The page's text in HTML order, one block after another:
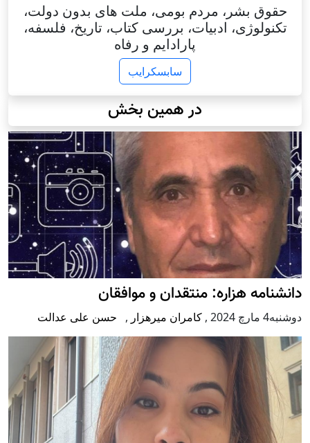
حقوق بشر، مردم بومی، ملت های بدون دولت،
تکنولوژی، ادبیات، بررسی کتاب، تاریخ، فلسفه،
پارادایم و رفاه
سابسکرایب
در همین بخش
دانشنامه هزاره: منتقدان و موافقان
دوشنبه4 مارچ 2024 , کامران میرهزار , حسن علی عدالت